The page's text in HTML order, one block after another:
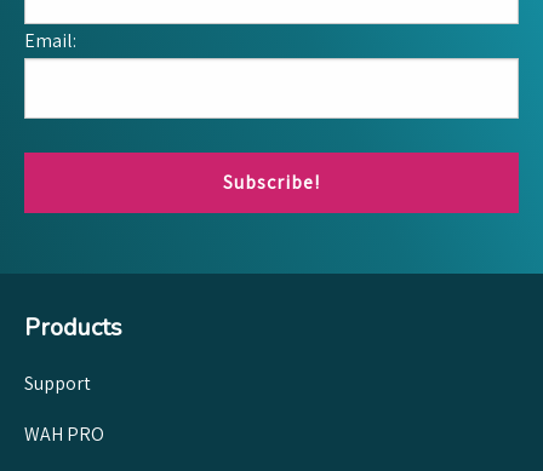
Email:
Subscribe!
Products
Support
WAH PRO